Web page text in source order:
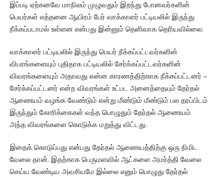
இப்படி ஏற்கனவே மாநிலம் முழுவதும் இறந்து போனவர்களின்
பெயர்கள் எத்தனை ஆயிரம் பேர் வாக்காளர் பட்டியலில் இருந்து
நீக்கப்படாமல் உள்ளன என்பது இன்னும் தெளிவாக தெரியவில்லை.
வாக்காளர் பட்டியலில் இருந்து பெயர் நீக்கப்பட்டவர்களின்
விபரங்களையும் புதிதாக பட்டியலில் சேர்க்கப்பட்டவர்களின்
விவரங்களையும் அதாவது என்ன காரணத்திற்காக நீக்கப்பட்டனர் –
சேர்க்கப்பட்டனர் என்ற விவரங்கள் உட்பட அனைத்தையும் தேர்தல்
ஆணையம் வழங்க வேண்டும் என்று மீண்டும் மீண்டும் பல தரப்பிடம்
இருந்தும் கோரிக்கைகள் வந்த பொழுதும் தேர்தல் ஆணையம்
அந்த விவரங்களை கொடுக்க மறுத்து விட்டது.
இதைக் கொடுப்பது என்பது தேர்தல் ஆணையத்திற்கு ஒரு நிமிட
வேலை தான். இதற்காக பெருமளவில் ஆட்களை அமர்த்தி வேலை
செய்ய வேண்டிய அவசியமே இல்லை எனும் பொழுது தேர்தல்